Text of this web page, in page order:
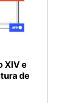
XIV e
de